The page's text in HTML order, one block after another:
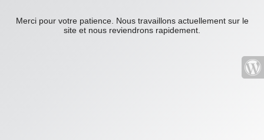
Merci pour votre patience. Nous travaillons actuellement sur le
site et nous reviendrons rapidement.